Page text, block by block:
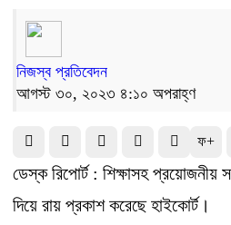
নিজস্ব প্রতিবেদন
আগস্ট ৩০, ২০২৩ ৪:১০ অপরাহ্ণ
ফ+
ডেস্ক রিপোর্ট : শিক্ষাসহ
দিয়ে রায় প্রকাশ করেছে হাইকোর্ট।